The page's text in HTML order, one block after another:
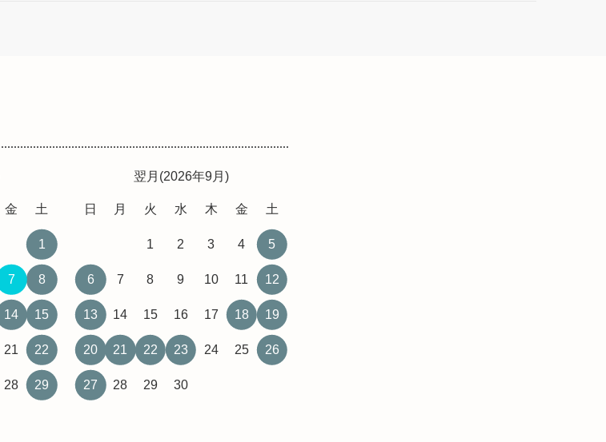
金 土
1
7 8
14 15
21 22
28 29
翌月(2026年9月)
日 月 火 水 木 金 土
1 2 3 4 5
6 7 8 9 10 11 12
13 14 15 16 17 18 19
20 21 22 23 24 25 26
27 28 29 30